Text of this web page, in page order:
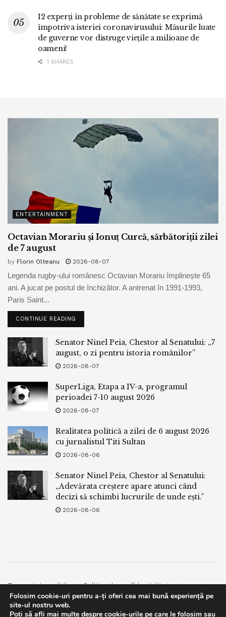
12 experți în probleme de sănătate se exprimă
împotriva isteriei coronavirusului: Măsurile luate
de guverne vor distruge viețile a milioane de
oameni!
1 SHARES
ENTERTAINMENT
Octavian Morariu și Ionuț Curcă, sărbătoriții zilei
de 7 august
by Florin Olteanu 2026-08-07
Legenda rugby-ului românesc Octavian Morariu împlinește 65
ani. A jucat pe postul de închizător. A antrenat în 1991-1993,
Paris Saint...
CONTINUE READING
Senator Ninel Peia, Chestor al Senatului: „7
august, o zi pentru istoria românilor”
2026-08-07
SuperLiga, Etapa a IV-a, programul
perioadei 7-10 august 2026
2026-08-07
Realitatea politică a zilei de 6 august 2026
cu jurnalistul Titi Sultan
2026-08-06
Senator Ninel Peia, Chestor al Senatului:
„Adevărata creștere apare atunci când
decizi să schimbi lucrurile de unde ești.”
2026-08-06
Termeni si conditii
Politica de confidentialitate
Facebook
Contact
© 2019bpnews- Business & Politics Newsbpnews.
Folosim cookie-uri pentru a-ți oferi cea mai bună experiență pe
site-ul nostru web.
Poți să afli mai multe despre cookie-urile pe care le folosim sau